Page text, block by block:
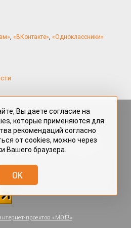
, «ВКонтакте», «Одноклассники»
материалы, размещённые на портале
редакции, нештатными авторами
авторского права. Полное или
размещённых на портале
с письменного согласия редакции
.
проектов «МОЁ!»
Вы даете согласие на
которые применяются для
рекомендаций согласно
от cookies, можно через
Вашего браузера.
OK